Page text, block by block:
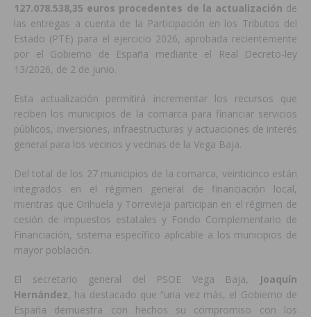
127.078.538,35 euros procedentes de la actualización de
las entregas a cuenta de la Participación en los Tributos del
Estado (PTE) para el ejercicio 2026, aprobada recientemente
por el Gobierno de España mediante el Real Decreto-ley
13/2026, de 2 de junio.
Esta actualización permitirá incrementar los recursos que
reciben los municipios de la comarca para financiar servicios
públicos, inversiones, infraestructuras y actuaciones de interés
general para los vecinos y vecinas de la Vega Baja.
Del total de los 27 municipios de la comarca, veinticinco están
integrados en el régimen general de financiación local,
mientras que Orihuela y Torrevieja participan en el régimen de
cesión de impuestos estatales y Fondo Complementario de
Financiación, sistema específico aplicable a los municipios de
mayor población.
El secretario general del PSOE Vega Baja,
Joaquín
Hernández, ha destacado que “una vez más, el Gobierno de
España demuestra con hechos su compromiso con los